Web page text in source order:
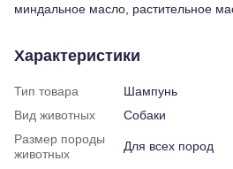
миндальное масло, растительное
Характеристики
Тип товара
Шампунь
Вид животных
Собаки
Размер породы
животных
Для всех пород